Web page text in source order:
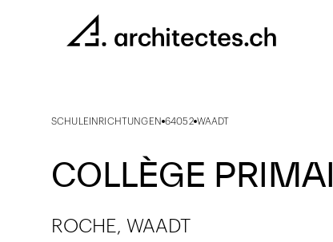
SCHULEINRICHTUNGEN 64052 WAADT
COLLÈGE
ROCHE, WAADT